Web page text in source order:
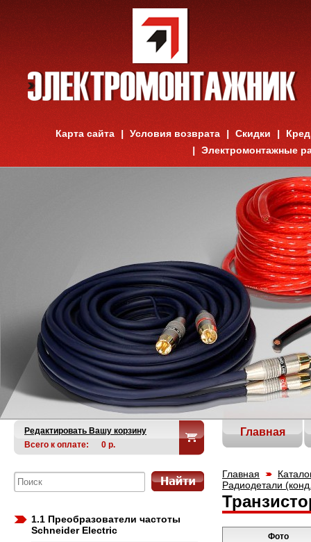
Карта сайта Условия возврата Скидки
Электромонтажные
Редактировать Вашу корзину
Всего к оплате:
0 р.
1.1 Преобразователи частоты
Schneider Electric
Главная
Главная
Радиодетали
Фото